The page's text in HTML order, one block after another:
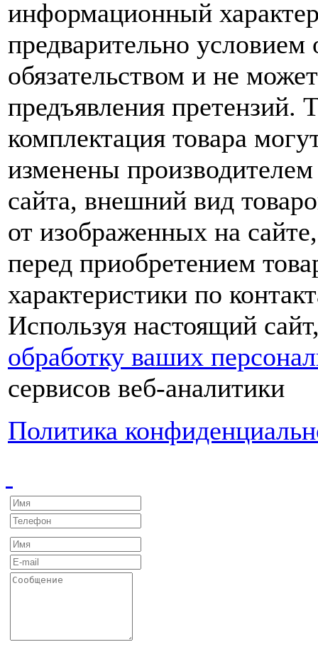
информационный
предварительно условием
обязательством и не
предъявления претензий.
комплектация товара
изменены производителем
сайта, внешний вид
от изображенных на
перед приобретением
характеристики по
Используя настоящий
обработку ваших
сервисов веб-аналитики
Политика